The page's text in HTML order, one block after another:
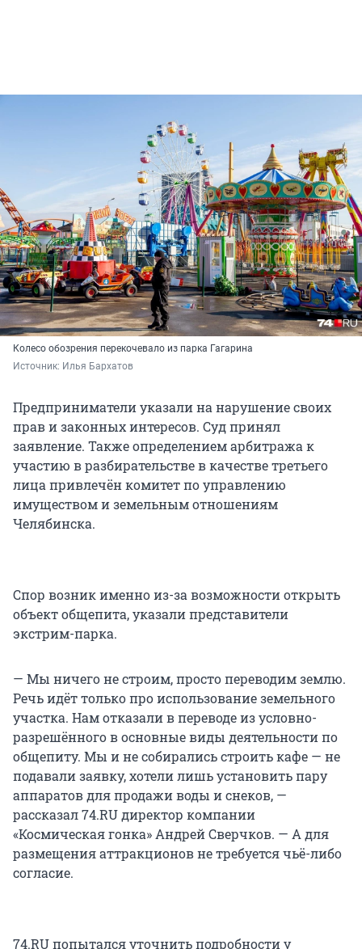
Колесо обозрения перекочевало из парка Гагарина
Источник: Илья Бархатов
Предприниматели указали на нарушение своих
прав и законных интересов. Суд принял
заявление. Также определением арбитража к
участию в разбирательстве в качестве третьего
лица привлечён комитет по управлению
имуществом и земельным отношениям
Челябинска.
Спор возник именно из-за возможности открыть
объект общепита, указали представители
экстрим-парка.
— Мы ничего не строим, просто переводим землю.
Речь идёт только про использование земельного
участка. Нам отказали в переводе из условно-
разрешённого в основные виды деятельности по
общепиту. Мы и не собирались строить кафе — не
подавали заявку, хотели лишь установить пару
аппаратов для продажи воды и снеков, —
рассказал 74.RU директор компании
«Космическая гонка» Андрей Сверчков. — А для
размещения аттракционов не требуется чьё-либо
согласие.
74.RU попытался уточнить подробности у